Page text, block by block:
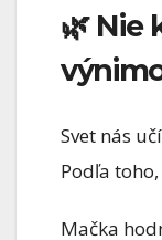
🌿 Nie
Svet nás
Podľa
Mačka